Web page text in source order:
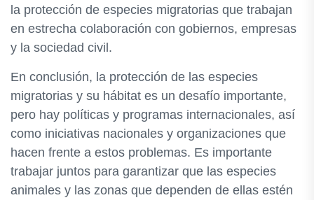
la protección de especies migratorias que trabajan
en estrecha colaboración con gobiernos, empresas
y la sociedad civil.
En conclusión, la protección de las especies
migratorias y su hábitat es un desafío importante,
pero hay políticas y programas internacionales, así
como iniciativas nacionales y organizaciones que
hacen frente a estos problemas. Es importante
trabajar juntos para garantizar que las especies
animales y las zonas que dependen de ellas estén